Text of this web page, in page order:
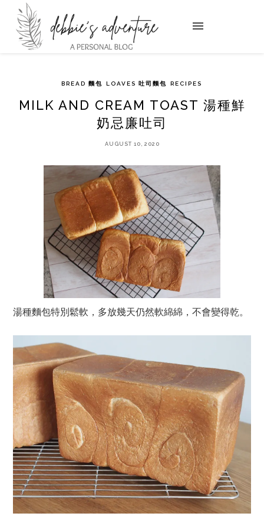
BREAD 麵包 LOAVES 吐司麵包 RECIPES
MILK AND CREAM TOAST 湯種鮮
奶忌廉吐司
AUGUST 10, 2020
湯種麵包特別鬆軟，多放幾天仍然軟綿綿，不會變得乾。